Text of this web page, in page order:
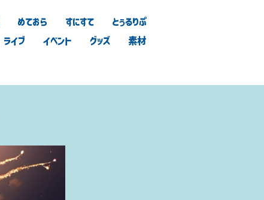
めておら すにすて
とぅるりぷ
ライブ イベント グッズ 素材